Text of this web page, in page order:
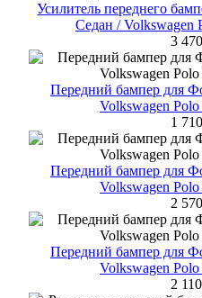
Усилитель переднего
Cедан / Volkswagen
3
Передний бампер для
Volkswagen
1
Передний бампер для
Volkswagen
2
Передний бампер для
Volkswagen
2